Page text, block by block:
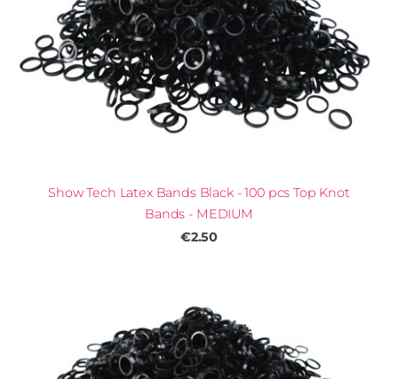
Show Tech Latex Bands Black - 100 pcs Top Knot
Bands - MEDIUM
€2.50